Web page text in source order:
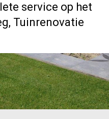
service op het
Tuinrenovatie